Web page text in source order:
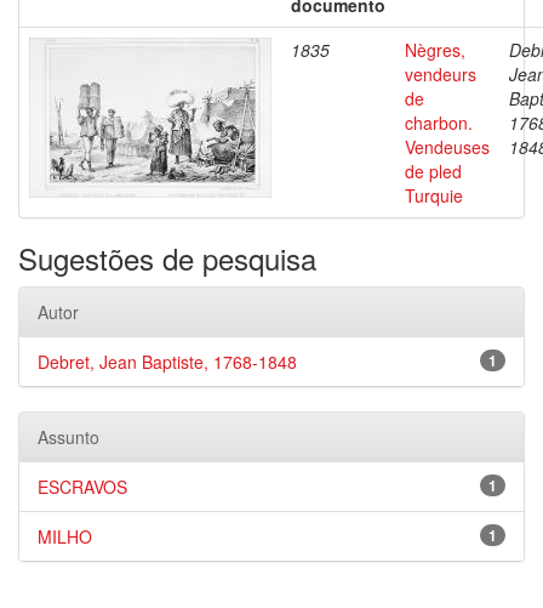
documento
1835
Nègres,
vendeurs
de
charbon.
Vendeuses
de pled
Turquie
Sugestões de pesquisa
Autor
1
Debret, Jean Baptiste, 1768-1848
Assunto
1
ESCRAVOS
1
MILHO